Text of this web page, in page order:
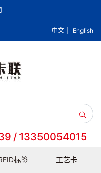
中文 English
/ 13350054015
标签 工艺卡